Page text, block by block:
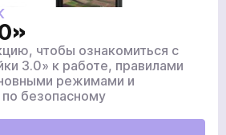
чтобы ознакомиться с
3.0» к работе, правилами
режимами и
безопасному